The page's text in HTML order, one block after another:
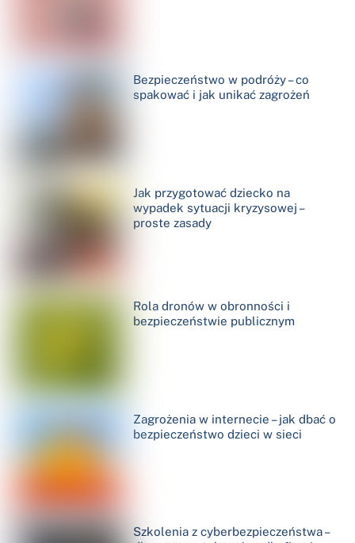
Bezpieczeństwo w podróży – co
spakować i jak unikać zagrożeń
Jak przygotować dziecko na
wypadek sytuacji kryzysowej –
proste zasady
Rola dronów w obronności i
bezpieczeństwie publicznym
Zagrożenia w internecie – jak dbać o
bezpieczeństwo dzieci w sieci
Szkolenia z cyberbezpieczeństwa –